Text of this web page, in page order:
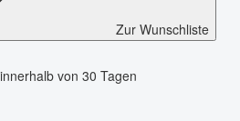
Zur Wunschliste
von 30 Tagen